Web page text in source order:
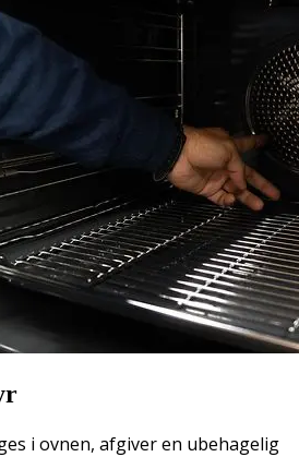
i ovnen, afgiver en ubehagelig